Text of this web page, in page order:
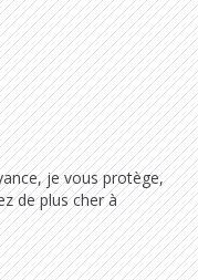
je vous protège,
de plus cher à